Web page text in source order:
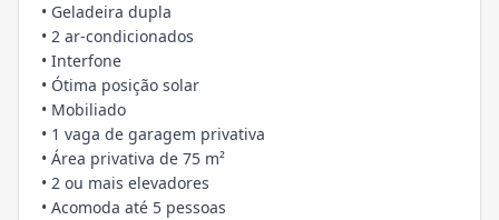
• Geladeira dupla
• 2 ar-condicionados
• Interfone
• Ótima posição solar
• Mobiliado
• 1 vaga de garagem privativa
• Área privativa de 75 m²
• 2 ou mais elevadores
• Acomoda até 5 pessoas